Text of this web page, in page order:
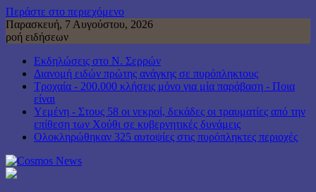
Περάστε στο περιεχόμενο
Παρασκευή, 7 Αυγούστου, 2026
ροή ειδήσεων
Εκδηλώσεις στο Ν. Σερρών
Διανομή ειδών πρώτης ανάγκης σε πυρόπληκτους
Τροχαία - 200.000 κλήσεις μόνο για μία παράβαση - Ποια
είναι
Υεμένη - Στους 58 οι νεκροί, δεκάδες οι τραυματίες από την
επίθεση των Χούθι σε κυβερνητικές δυνάμεις
Ολοκληρώθηκαν 325 αυτοψίες στις πυρόπληκτες περιοχές